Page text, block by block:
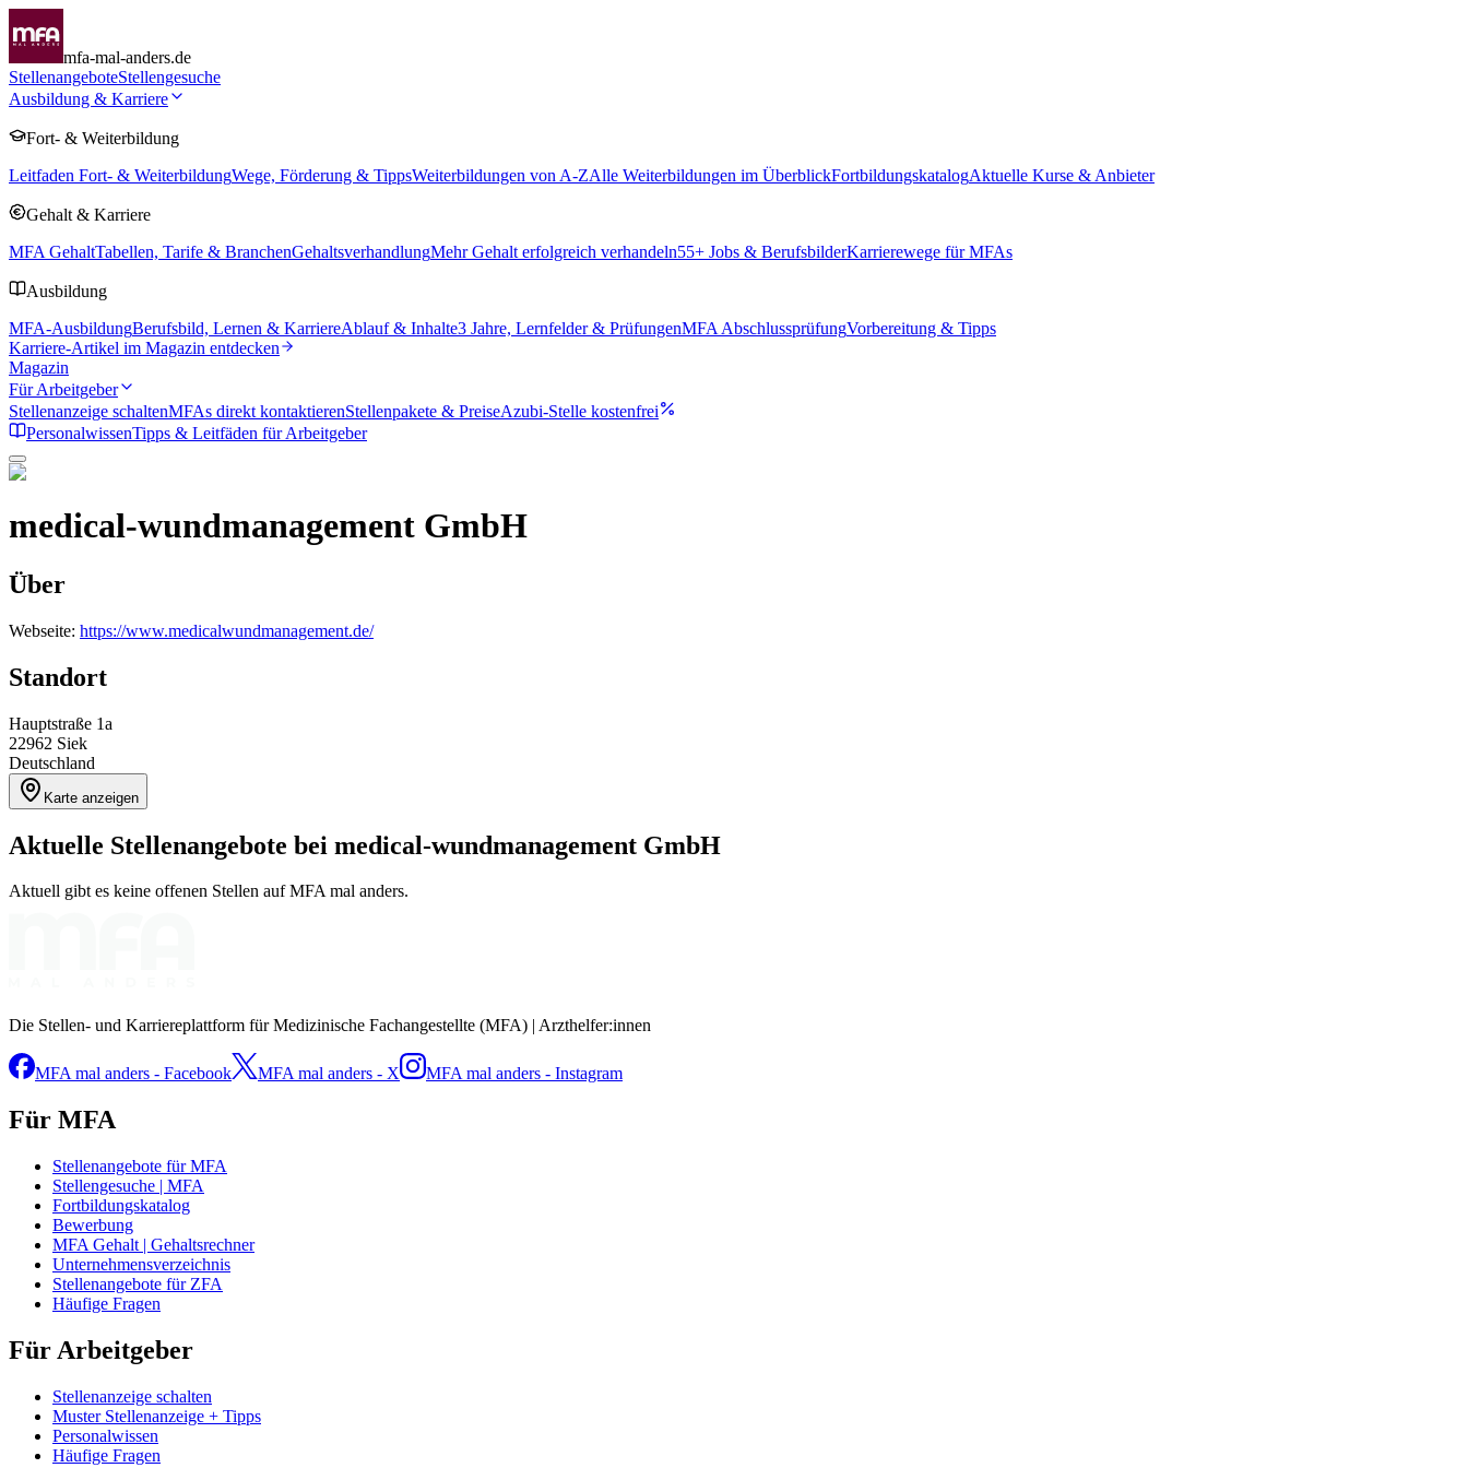
mfa-mal-anders.de
StellenangeboteStellengesuche
Ausbildung & Karriere
Fort- & Weiterbildung
Leitfaden Fort- & WeiterbildungWege, Förderung & TippsWeiterbildungen von A-ZAlle Weiterbildungen im ÜberblickFortbildungskatalogAktuelle Kurse & Anbieter
Gehalt & Karriere
MFA GehaltTabellen, Tarife & BranchenGehaltsverhandlungMehr Gehalt erfolgreich verhandeln55+ Jobs & BerufsbilderKarrierewege für MFAs
Ausbildung
MFA-AusbildungBerufsbild, Lernen & KarriereAblauf & Inhalte3 Jahre, Lernfelder & PrüfungenMFA AbschlussprüfungVorbereitung & Tipps
Karriere-Artikel im Magazin entdecken
Magazin
Für Arbeitgeber
Stellenanzeige schaltenMFAs direkt kontaktierenStellenpakete & PreiseAzubi-Stelle kostenfrei
PersonalwissenTipps & Leitfäden für Arbeitgeber
medical-wundmanagement GmbH
Über
Webseite: https://www.medicalwundmanagement.de/
Standort
Hauptstraße 1a
22962 Siek
Deutschland
Karte anzeigen
Aktuelle Stellenangebote bei medical-wundmanagement GmbH
Aktuell gibt es keine offenen Stellen auf MFA mal anders.
Die Stellen- und Karriereplattform für Medizinische Fachangestellte (MFA) | Arzthelfer:innen
MFA mal anders - Facebook MFA mal anders - X MFA mal anders - Instagram
Für MFA
Stellenangebote für MFA
Stellengesuche | MFA
Fortbildungskatalog
Bewerbung
MFA Gehalt | Gehaltsrechner
Unternehmensverzeichnis
Stellenangebote für ZFA
Häufige Fragen
Für Arbeitgeber
Stellenanzeige schalten
Muster Stellenanzeige + Tipps
Personalwissen
Häufige Fragen